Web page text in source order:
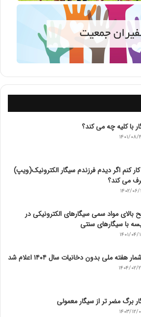
با کلیه چه می کند؟
۰۸/۳۰
کنم اگر دیدم فرزندم سیگار الکترونیک(ویپ)
می کند؟
۰۶/۱۲
بالای مواد سمی سیگارهای الکترونیکی در
با سیگارهای سنتی
۰۴/۱۵
هفته ملی بدون دخانیات سال ۱۴۰۴ اعلام شد
۰۲/۲۸
برگ مضر تر از سیگار معمولی
۱۲/۰۵